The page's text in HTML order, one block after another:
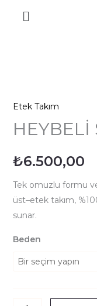
Etek Takım
₺6.500,00
Tek omuzlu formu
üst–etek takım,
sunar.
Beden
Blue
Dream
adet